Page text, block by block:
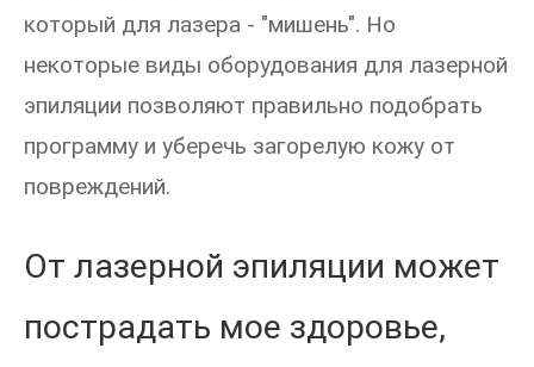
который для лазера - "мишень". Но
некоторые виды оборудования для лазерной
эпиляции позволяют правильно подобрать
программу и уберечь загорелую кожу от
повреждений.
От лазерной эпиляции может
пострадать мое здоровье,